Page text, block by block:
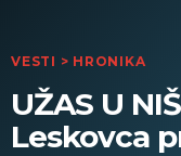
VESTI > HRONIKA
UŽAS U
Leskovca